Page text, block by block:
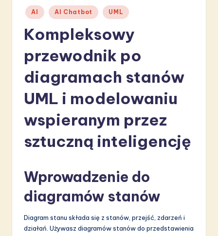
A
Posted
in
AI AI Chatbot UML
Kompleksowy
przewodnik po
diagramach stanów
UML i modelowaniu
wspieranym przez
sztuczną inteligencję
Wprowadzenie do
diagramów stanów
Diagram stanu składa się z stanów, przejść, zdarzeń i
działań. Używasz diagramów stanów do przedstawienia